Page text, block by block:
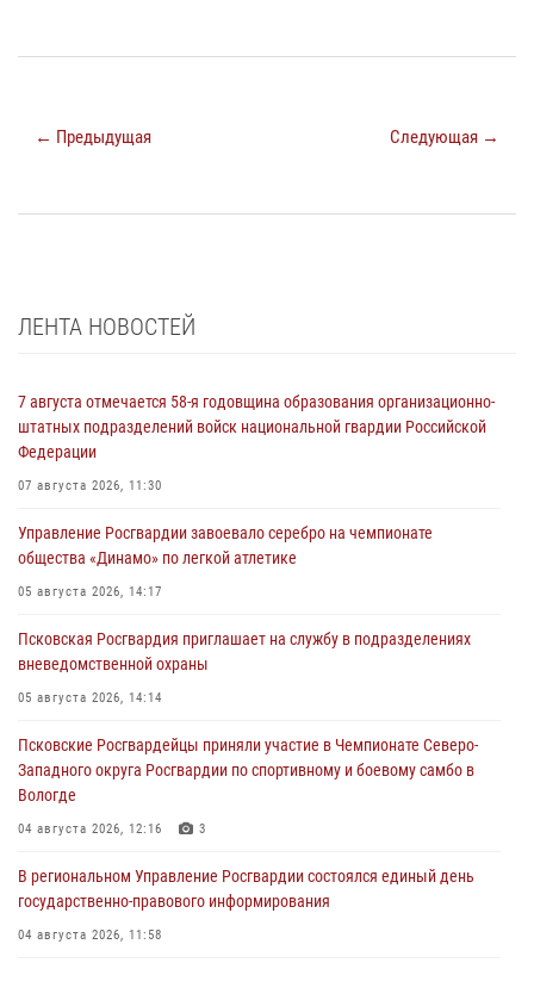
← Предыдущая Следующая →
ЛЕНТА НОВОСТЕЙ
7 августа отмечается 58-я годовщина образования организационно-
штатных подразделений войск национальной гвардии Российской
Федерации
07 августа 2026, 11:30
Управление Росгвардии завоевало серебро на чемпионате
общества «Динамо» по легкой атлетике
05 августа 2026, 14:17
Псковская Росгвардия приглашает на службу в подразделениях
вневедомственной охраны
05 августа 2026, 14:14
Псковские Росгвардейцы приняли участие в Чемпионате Северо-
Западного округа Росгвардии по спортивному и боевому самбо в
Вологде
04 августа 2026, 12:16 3
В региональном Управление Росгвардии состоялся единый день
государственно-правового информирования
04 августа 2026, 11:58